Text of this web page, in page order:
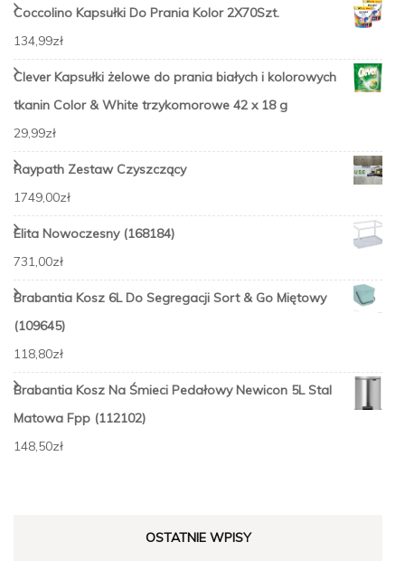
Coccolino Kapsułki Do Prania Kolor 2X70Szt.
134,99zł
Clever Kapsułki żelowe do prania białych i kolorowych
tkanin Color & White trzykomorowe 42 x 18 g
29,99zł
Raypath Zestaw Czyszczący
1749,00zł
Elita Nowoczesny (168184)
731,00zł
Brabantia Kosz 6L Do Segregacji Sort & Go Miętowy
(109645)
118,80zł
Brabantia Kosz Na Śmieci Pedałowy Newicon 5L Stal
Matowa Fpp (112102)
148,50zł
OSTATNIE WPISY